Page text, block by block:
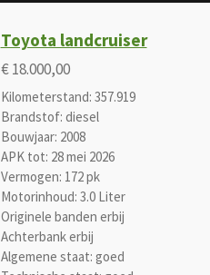
Toyota landcruiser
€ 18.000,00
Kilometerstand: 357.919
Brandstof: diesel
Bouwjaar: 2008
APK tot: 28 mei 2026
Vermogen: 172 pk
Motorinhoud: 3.0 Liter
Originele banden erbij
Achterbank erbij
Algemene staat: goed